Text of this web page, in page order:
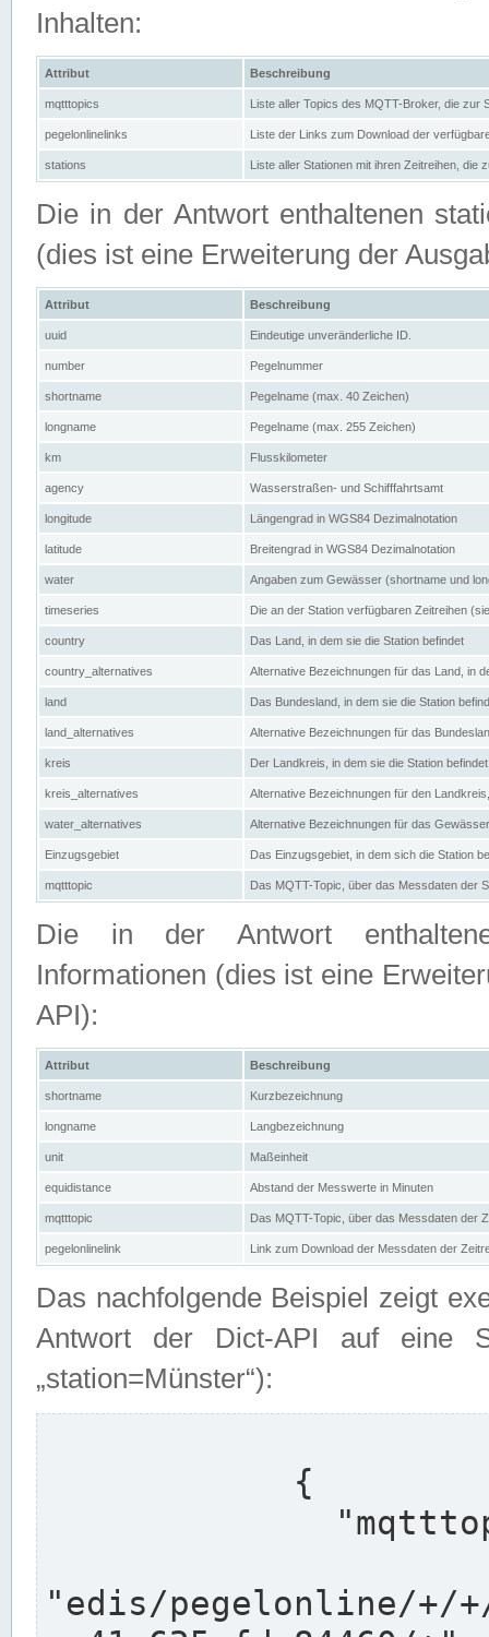
Inhalten:
Attribut Beschreibung
mqtttopics Liste aller Topics des MQTT-Broker, die zur
pegelonlinelinks Liste der Links zum Download der
stations Liste aller Stationen mit ihren Zeitreihen, die
Die in der Antwort enthaltenen
(dies ist eine Erweiterung der
Attribut Beschreibung
uuid Eindeutige unveränderliche ID.
number Pegelnummer
shortname Pegelname (max. 40 Zeichen)
longname Pegelname (max. 255 Zeichen)
km Flusskilometer
agency Wasserstraßen- und Schifffahrtsamt
longitude Längengrad in WGS84 Dezimalnotation
latitude Breitengrad in WGS84 Dezimalnotation
water Angaben zum Gewässer (shortname und
timeseries Die an der Station verfügbaren Zeitreihen
country Das Land, in dem sie die Station befindet
country_alternatives Alternative Bezeichnungen für das Land, in
land Das Bundesland, in dem sie die Station
land_alternatives Alternative Bezeichnungen für das
kreis Der Landkreis, in dem sie die Station befindet
kreis_alternatives Alternative Bezeichnungen für den
water_alternatives Alternative Bezeichnungen für das
Einzugsgebiet Das Einzugsgebiet, in dem sich die Station
mqtttopic Das MQTT-Topic, über das Messdaten der
Die in der Antwort
Informationen (dies ist eine
API):
Attribut Beschreibung
shortname Kurzbezeichnung
longname Langbezeichnung
unit Maßeinheit
equidistance Abstand der Messwerte in Minuten
mqtttopic Das MQTT-Topic, über das Messdaten der
pegelonlinelink Link zum Download der Messdaten der
Das nachfolgende Beispiel zeigt
Antwort der Dict-API auf eine
„station=Münster“):
"edis/pegelonline/+/